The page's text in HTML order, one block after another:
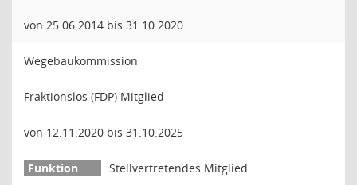
von 25.06.2014 bis 31.10.2020
Wegebaukommission
Fraktionslos (FDP) Mitglied
von 12.11.2020 bis 31.10.2025
Stellvertretendes Mitglied